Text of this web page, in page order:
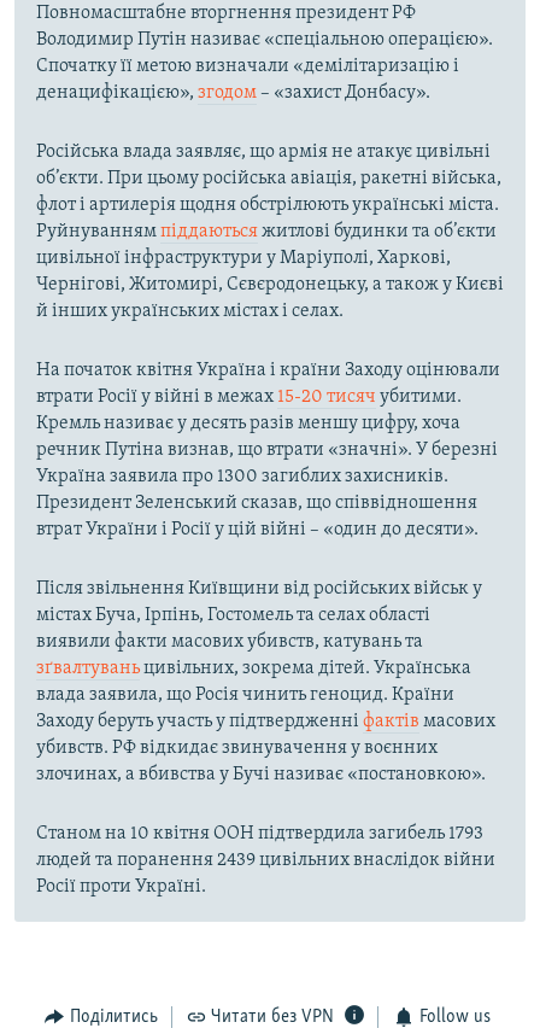
Повномасштабне вторгнення президент РФ
Володимир Путін називає «спеціальною операцією».
Спочатку її метою визначали «демілітаризацію і
денацифікацією», згодом– «захист Донбасу».
Російська влада заявляє, що армія не атакує цивільні
об’єкти. При цьому російська авіація, ракетні війська,
флот і артилерія щодня обстрілюють українські міста.
Руйнуваннямпіддаютьсяжитлові будинки та об’єкти
цивільної інфраструктури у Маріуполі, Харкові,
Чернігові, Житомирі, Сєвєродонецьку, а також у Києві
й інших українських містах і селах.
На початок квітня Україна і країни Заходу оцінювали
втрати Росії у війні в межах 15-20 тисяч убитими.
Кремль називає у десять разів меншу цифру, хоча
речник Путіна визнав, що втрати «значні». У березні
Україна заявила про 1300 загиблих захисників.
Президент Зеленський сказав, що співвідношення
втрат України і Росії у цій війні – «один до десяти».
Після звільнення Київщини від російських військ у
містах Буча, Ірпінь, Гостомель та селах області
виявили факти масових убивств, катувань та
зґвалтуваньцивільних, зокрема дітей. Українська
влада заявила, що Росія чинить геноцид. Країни
Заходу беруть участь у підтвердженні фактів масових
убивств. РФ відкидає звинувачення у воєнних
злочинах, а вбивства у Бучі називає «постановкою».
Станом на 10 квітня ООН підтвердила загибель 1793
людей та поранення 2439 цивільних внаслідок війни
Росії проти Україні.
Поділитись Читати без VPN Follow us